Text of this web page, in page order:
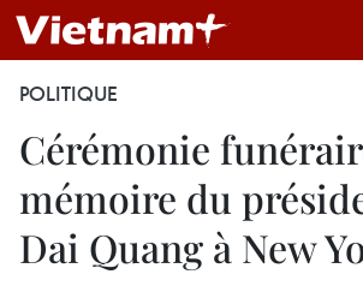
POLITIQUE
Cérémonie
mémoire du
Dai Quang à New